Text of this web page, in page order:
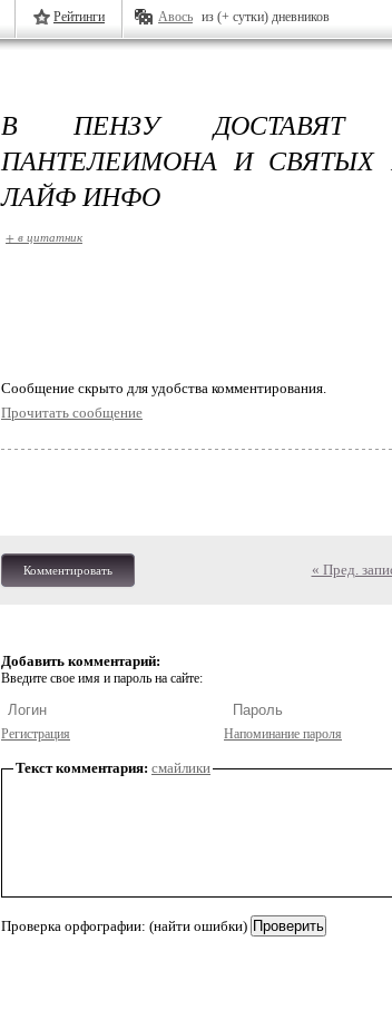
Рейтинги Авось из (+ сутки) дневников
В ПЕНЗУ ДОСТАВЯТ
ПАНТЕЛЕИМОНА И
ЛАЙФ ИНФО
+ в цитатник
Cообщение скрыто для удобства комментирования.
Прочитать сообщение
Комментировать « Пред.
Добавить комментарий:
Введите свое имя и пароль на сайте:
Регистрация Напоминание пароля
Текст комментария: смайлики
Проверка орфографии: (найти ошибки)